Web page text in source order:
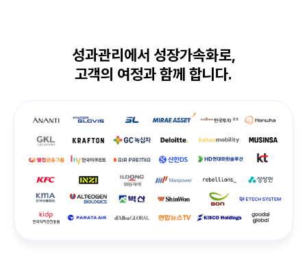
성과관리에서 성장가속화로,
고객의 여정과 함께 합니다.